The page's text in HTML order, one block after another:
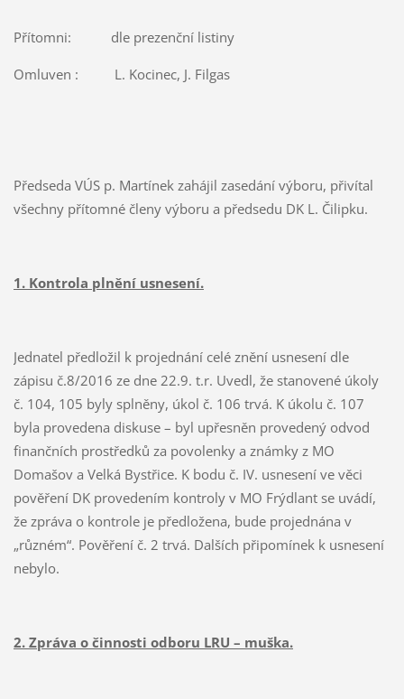
Přítomni: dle prezenční listiny
Omluven : L. Kocinec, J. Filgas
Předseda VÚS p. Martínek zahájil zasedání výboru, přivítal
všechny přítomné členy výboru a předsedu DK L. Čilipku.
1. Kontrola plnění usnesení.
Jednatel předložil k projednání celé znění usnesení dle
zápisu č.8/2016 ze dne 22.9. t.r. Uvedl, že stanovené úkoly
č. 104, 105 byly splněny, úkol č. 106 trvá. K úkolu č. 107
byla provedena diskuse – byl upřesněn provedený odvod
finančních prostředků za povolenky a známky z MO
Domašov a Velká Bystřice. K bodu č. IV. usnesení ve věci
pověření DK provedením kontroly v MO Frýdlant se uvádí,
že zpráva o kontrole je předložena, bude projednána v
„různém“. Pověření č. 2 trvá. Dalších připomínek k usnesení
nebylo.
2. Zpráva o činnosti odboru LRU – muška.